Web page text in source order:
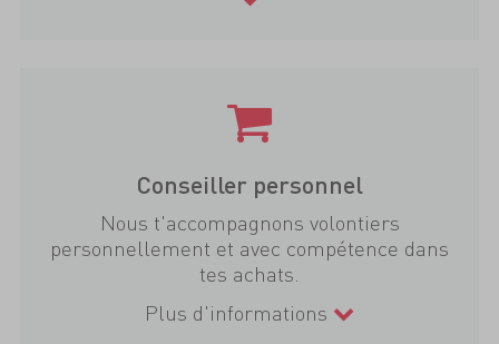
Conseiller personnel
Nous t'accompagnons volontiers
personnellement et avec compétence dans
tes achats.
Plus d'informations